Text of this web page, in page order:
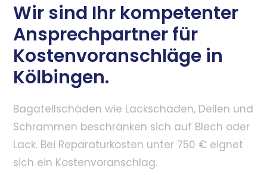
Wir sind Ihr kompetenter
Ansprechpartner für
Kostenvoranschläge in
Kölbingen.
Bagatellschäden wie Lackschäden, Dellen und
Schrammen beschränken sich auf Blech oder
Lack. Bei Reparaturkosten unter 750 € eignet
sich ein Kostenvoranschlag.